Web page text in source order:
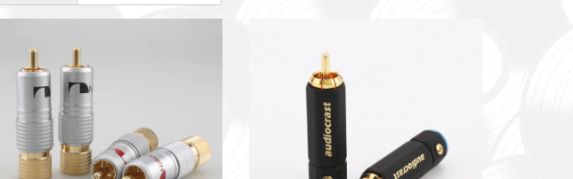
УКРАЇНИ